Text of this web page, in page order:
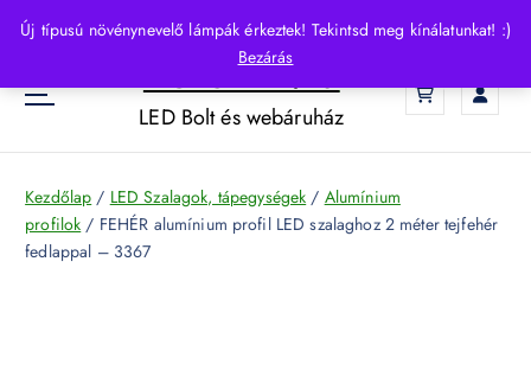
Új típusú növénynevelő lámpák érkeztek! Tekintsd meg kínálatunkat! :)
Bezárás
p
o
HelloLED.hu
LED Bolt és webáruház
Kezdőlap / LED Szalagok, tápegységek / Alumínium
profilok / FEHÉR alumínium profil LED szalaghoz 2 méter tejfehér
fedlappal – 3367